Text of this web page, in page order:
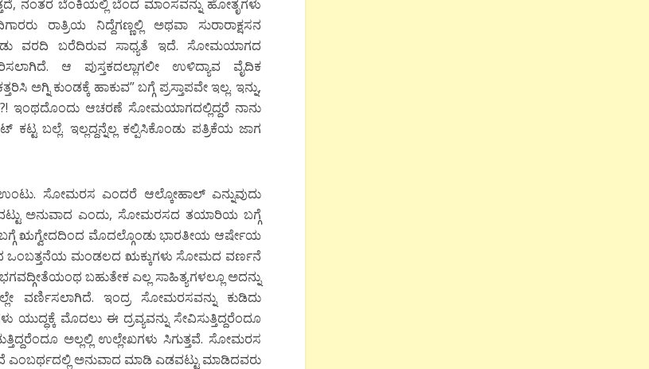
ನಂತರ ಬೆಂಕಿಯಲ್ಲಿ ಬೆಂದ ಮಾಂಸವನ್ನು ಹೋತೃಗಳು
ರಾತ್ರಿಯ ನಿದ್ದೆಗಣ್ಣಲ್ಲಿ ಅಥವಾ ಸುರಾರಾಕ್ಷಸನ
ವರದಿ ಬರೆದಿರುವ ಸಾಧ್ಯತೆ ಇದೆ. ಸೋಮಯಾಗದ
ಆ ಪುಸ್ತಕದಲ್ಲಾಗಲೀ ಉಳಿದ್ಯಾವ ವೈದಿಕ
ಅಗ್ನಿ ಕುಂಡಕ್ಕೆ ಹಾಕುವ” ಬಗ್ಗೆ ಪ್ರಸ್ತಾಪವೇ ಇಲ್ಲ. ಇನ್ನು,
ಇಂಥದೊಂದು ಆಚರಣೆ ಸೋಮಯಾಗದಲ್ಲಿದ್ದರೆ ನಾನು
ಬಲ್ಲೆ. ಇಲ್ಲದ್ದನ್ನೆಲ್ಲ ಕಲ್ಪಿಸಿಕೊಂಡು ಪತ್ರಿಕೆಯ ಜಾಗ
ಸೋಮರಸ ಎಂದರೆ ಆಲ್ಕೋಹಾಲ್ ಎನ್ನುವುದು
ಅನುವಾದ ಎಂದು, ಸೋಮರಸದ ತಯಾರಿಯ ಬಗ್ಗೆ
ಋಗ್ವೇದದಿಂದ ಮೊದಲ್ಗೊಂಡು ಭಾರತೀಯ ಆರ್ಷೇಯ
ಒಂಬತ್ತನೆಯ ಮಂಡಲದ ಋಕ್ಕುಗಳು ಸೋಮದ ವರ್ಣನೆ
ಬಹುತೇಕ ಎಲ್ಲ ಸಾಹಿತ್ಯಗಳಲ್ಲೂ ಅದನ್ನು
ವರ್ಣಿಸಲಾಗಿದೆ. ಇಂದ್ರ ಸೋಮರಸವನ್ನು ಕುಡಿದು
ಮೊದಲು ಈ ದ್ರವ್ಯವನ್ನು ಸೇವಿಸುತ್ತಿದ್ದರೆಂದೂ
ಅಲ್ಲಲ್ಲಿ ಉಲ್ಲೇಖಗಳು ಸಿಗುತ್ತವೆ. ಸೋಮರಸ
ಎಂಬರ್ಥದಲ್ಲಿ ಅನುವಾದ ಮಾಡಿ ಎಡವಟ್ಟು ಮಾಡಿದವರು